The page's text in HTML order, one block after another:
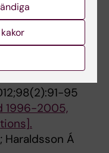
confer risk
HS; Jonasson
Jonasdottir A;
Haraldsson A;
H;
OT;
H;
U; Sulem P;
95
1996-2005,
Haraldsson Á